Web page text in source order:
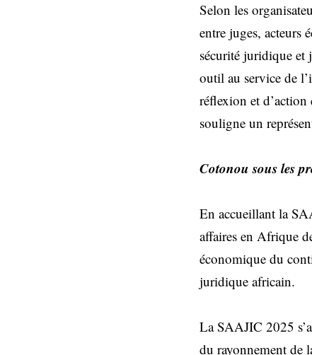
Selon les
entre juges, acteurs
sécurité juridique et
outil au service de
réflexion et d’action
souligne un
Cotonou sous les
En accueillant la
affaires en Afrique
économique du
juridique africain.
La SAAJIC 2025
du rayonnement de